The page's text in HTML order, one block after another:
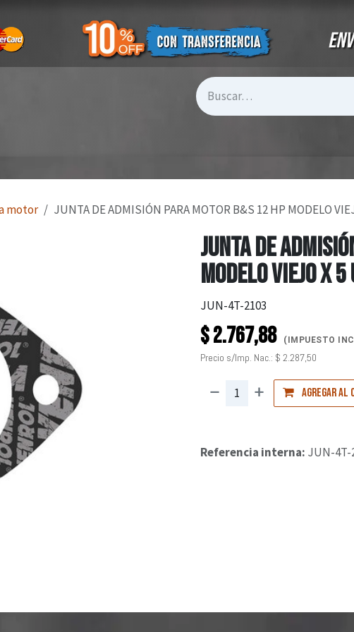
motor JUNTA DE ADMISIÓN PARA MOTOR B&S 12 HP MODELO
JUNTA DE
MODELO VIEJO X 5
JUN-4T-2103
$2.767,88 (IMPUESTO
Precio s/Imp. Nac.: $ 2.287,50
Agregar al
Referencia interna: JUN-4T-